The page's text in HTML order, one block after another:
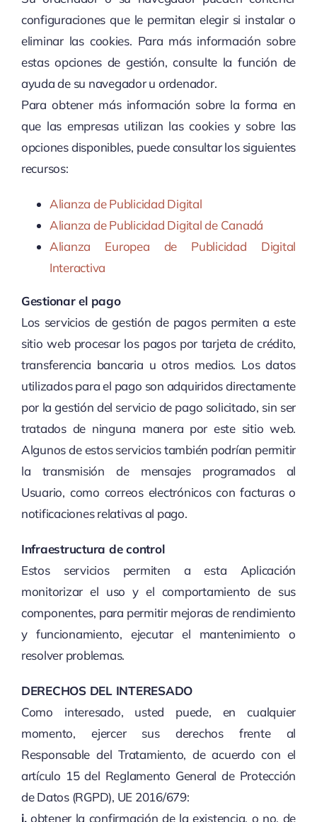
configuraciones que le permitan elegir si instalar o
eliminar las cookies. Para más información sobre
estas opciones de gestión, consulte la función de
ayuda de su navegador u ordenador.
Para obtener más información sobre la forma en
que las empresas utilizan las cookies y sobre las
opciones disponibles, puede consultar los siguientes
recursos:
Alianza de Publicidad Digital
Alianza de Publicidad Digital de Canadá
Alianza Europea de Publicidad Digital
Interactiva
Gestionar el pago
Los servicios de gestión de pagos permiten a este
sitio web procesar los pagos por tarjeta de crédito,
transferencia bancaria u otros medios. Los datos
utilizados para el pago son adquiridos directamente
por la gestión del servicio de pago solicitado, sin ser
tratados de ninguna manera por este sitio web.
Algunos de estos servicios también podrían permitir
la transmisión de mensajes programados al
Usuario, como correos electrónicos con facturas o
notificaciones relativas al pago.
Infraestructura de control
Estos servicios permiten a esta Aplicación
monitorizar el uso y el comportamiento de sus
componentes, para permitir mejoras de rendimiento
y funcionamiento, ejecutar el mantenimiento o
resolver problemas.
DERECHOS DEL INTERESADO
Como interesado, usted puede, en cualquier
momento, ejercer sus derechos frente al
Responsable del Tratamiento, de acuerdo con el
artículo 15 del Reglamento General de Protección
de Datos (RGPD), UE 2016/679:
i.obtener la confirmación de la existencia, o no, de